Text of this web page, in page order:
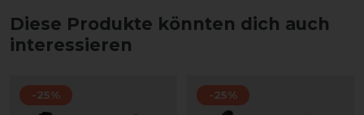
Diese Produkte könnten dich auch
interessieren
-25% -25%